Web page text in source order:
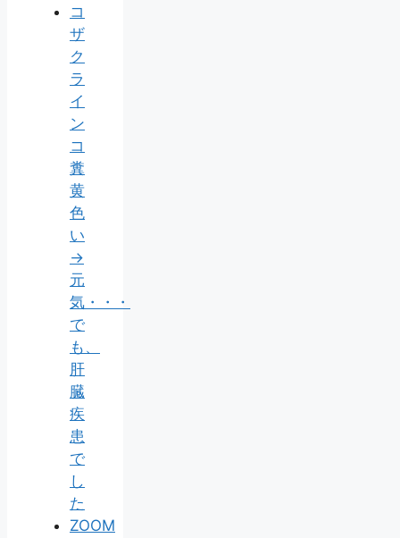
コ
ザ
ク
ラ
イ
ン
コ
糞
黄
色
い
→
元
気・・・
で
も、
肝
臓
疾
患
で
し
た
ZOOM